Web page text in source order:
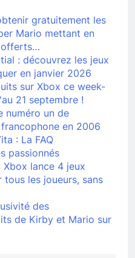
gratuitement les
Mario mettant en
offerts…
: découvrez les jeux
en janvier 2026
sur Xbox ce week-
21 septembre !
numéro un de
en 2006
: La FAQ
passionnés
lance 4 jeux
les joueurs, sans
des
de Kirby et Mario sur